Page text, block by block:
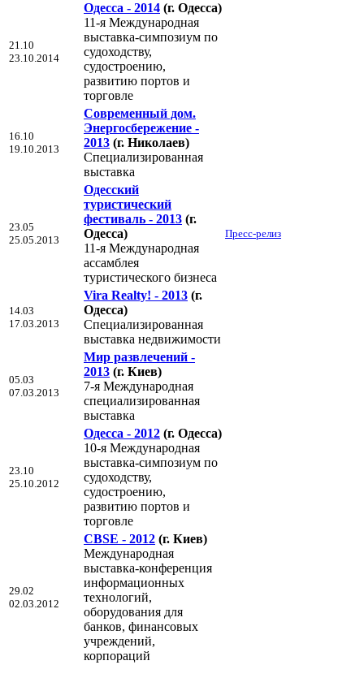
21.10
23.10.2014
Одесса - 2014 (г. Одесса)
11-я Международная
выставка-симпозиум по
судоходству,
судостроению,
развитию портов и
торговле
16.10
19.10.2013
Современный дом.
Энергосбережение -
2013 (г. Николаев)
Специализированная
выставка
23.05
25.05.2013
Одесский
туристический
фестиваль - 2013 (г.
Одесса)
11-я Международная
ассамблея
туристического бизнеса
Пресс-релиз
14.03
17.03.2013
Vira Realty! - 2013 (г.
Одесса)
Специализированная
выставка недвижимости
05.03
07.03.2013
Мир развлечений -
2013 (г. Киев)
7-я Международная
специализированная
выставка
23.10
25.10.2012
Одесса - 2012 (г. Одесса)
10-я Международная
выставка-симпозиум по
судоходству,
судостроению,
развитию портов и
торговле
29.02
02.03.2012
CBSE - 2012 (г. Киев)
Международная
выставка-конференция
информационных
технологий,
оборудования для
банков, финансовых
учреждений,
корпораций